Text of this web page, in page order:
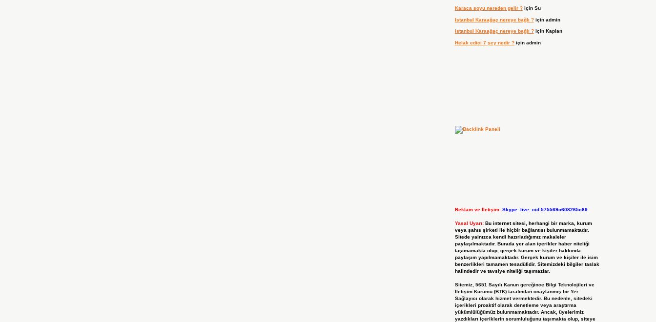
Karaca soyu nereden gelir ?için Su
Istanbul Karaağaç nereye bağlı ?için admin
Istanbul Karaağaç nereye bağlı ?için Kaplan
Helak edici 7 şey nedir ?için admin
Reklam ve İletişim: Skype: live:.cid.575569c608265c69
Yasal Uyarı: Bu internet sitesi, herhangi bir marka, kurum
veya şahıs şirketi ile hiçbir bağlantısı bulunmamaktadır.
Sitede yalnızca kendi hazırladığımız makaleler
paylaşılmaktadır. Burada yer alan içerikler haber niteliği
taşımamakta olup, gerçek kurum ve kişiler hakkında
paylaşım yapılmamaktadır. Gerçek kurum ve kişiler ile isim
benzerlikleri tamamen tesadüfidir. Sitemizdeki bilgiler taslak
halindedir ve tavsiye niteliği taşımazlar.
Sitemiz, 5651 Sayılı Kanun gereğince Bilgi Teknolojileri ve
İletişim Kurumu (BTK) tarafından onaylanmış bir Yer
Sağlayıcı olarak hizmet vermektedir. Bu nedenle, sitedeki
içerikleri proaktif olarak denetleme veya araştırma
yükümlülüğümüz bulunmamaktadır. Ancak, üyelerimiz
yazdıkları içeriklerin sorumluluğunu taşımakta olup, siteye